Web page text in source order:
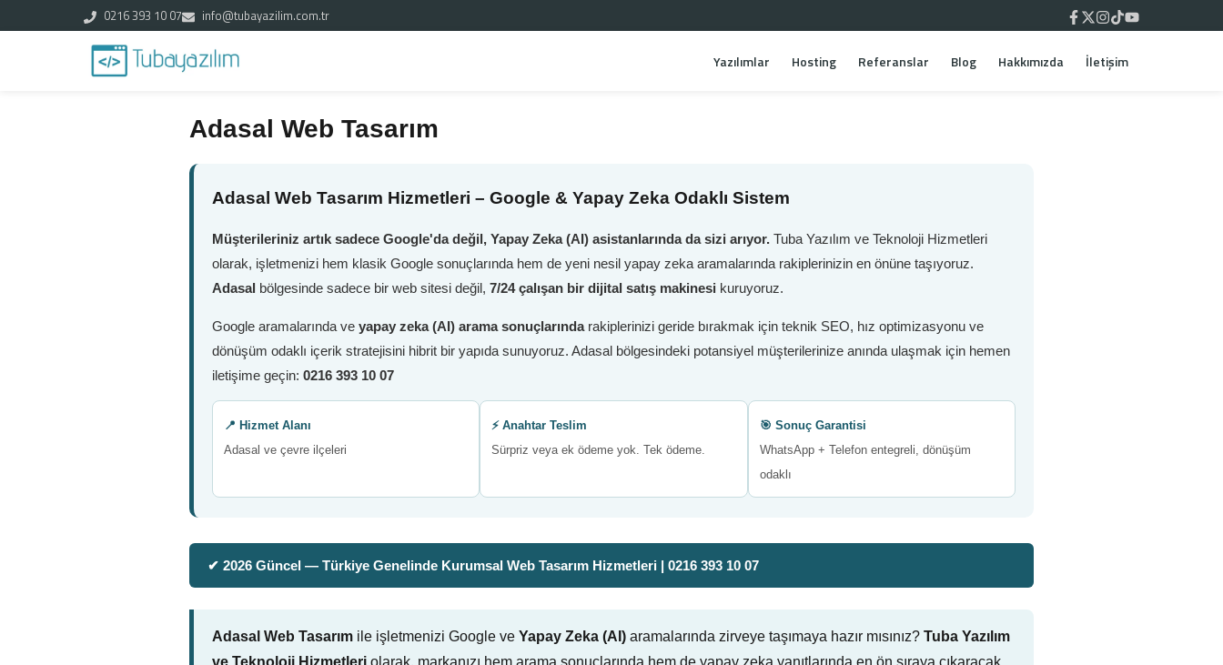
0216 393 10 07 info@tubayazilim.com.tr
Yazılımlar Hosting Referanslar Blog Hakkımızda İletişim
Adasal Web Tasarım
Adasal Web Tasarım Hizmetleri – Google & Yapay Zeka Odaklı Sistem
Müşterileriniz artık sadece Google'da değil, Yapay Zeka (AI) asistanlarında da sizi arıyor. Tuba Yazılım ve Teknoloji Hizmetleri
olarak, işletmenizi hem klasik Google sonuçlarında hem de yeni nesil yapay zeka aramalarında rakiplerinizin en önüne taşıyoruz.
Adasal bölgesinde sadece bir web sitesi değil, 7/24 çalışan bir dijital satış makinesi kuruyoruz.
Google aramalarında ve yapay zeka (AI) arama sonuçlarındarakiplerinizi geride bırakmak için teknik SEO, hız optimizasyonu ve
dönüşüm odaklı içerik stratejisini hibrit bir yapıda sunuyoruz. Adasal bölgesindeki potansiyel müşterilerinize anında ulaşmak için hemen
iletişime geçin: 0216 393 10 07
📍 Hizmet Alanı
Adasal ve çevre ilçeleri
⚡ Anahtar Teslim
Sürpriz veya ek ödeme yok. Tek ödeme.
🎯 Sonuç Garantisi
WhatsApp + Telefon entegreli, dönüşüm
odaklı
✔ 2026 Güncel — Türkiye Genelinde Kurumsal Web Tasarım Hizmetleri | 0216 393 10 07
Adasal Web Tasarım ile işletmenizi Google ve Yapay Zeka (AI) aramalarında zirveye taşımaya hazır mısınız? Tuba Yazılım
ve Teknoloji Hizmetleri olarak, markanızı hem arama sonuçlarında hem de yapay zeka yanıtlarında en ön sıraya çıkaracak